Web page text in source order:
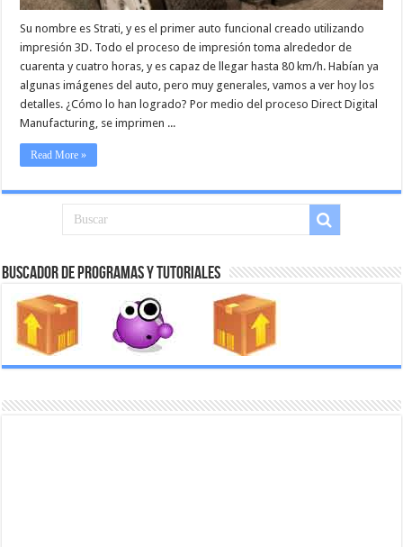
Su nombre es Strati, y es el primer auto funcional creado utilizando
impresión 3D. Todo el proceso de impresión toma alrededor de
cuarenta y cuatro horas, y es capaz de llegar hasta 80 km/h. Habían ya
algunas imágenes del auto, pero muy generales, vamos a ver hoy los
detalles. ¿Cómo lo han logrado? Por medio del proceso Direct Digital
Manufacturing, se imprimen ...
Read More »
Buscador de Programas y Tutoriales